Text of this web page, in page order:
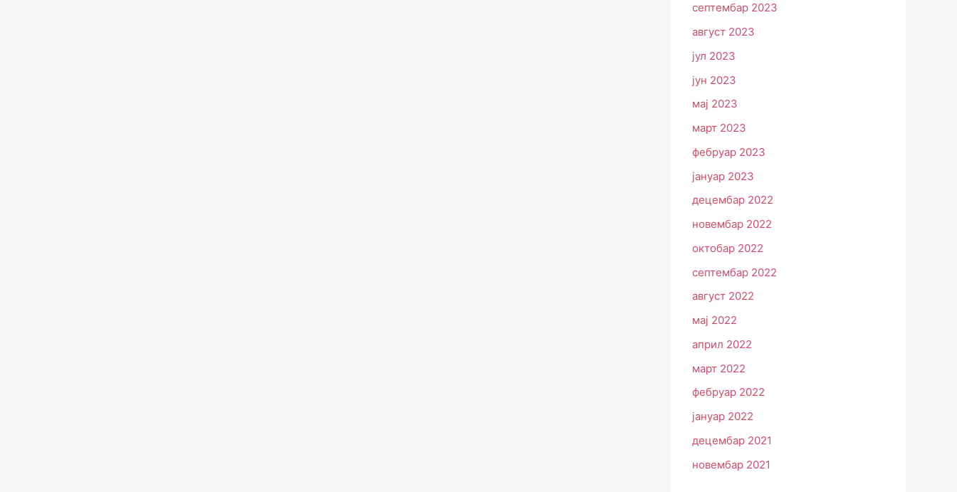
септембар 2023
август 2023
јул 2023
јун 2023
мај 2023
март 2023
фебруар 2023
јануар 2023
децембар 2022
новембар 2022
октобар 2022
септембар 2022
август 2022
мај 2022
април 2022
март 2022
фебруар 2022
јануар 2022
децембар 2021
новембар 2021